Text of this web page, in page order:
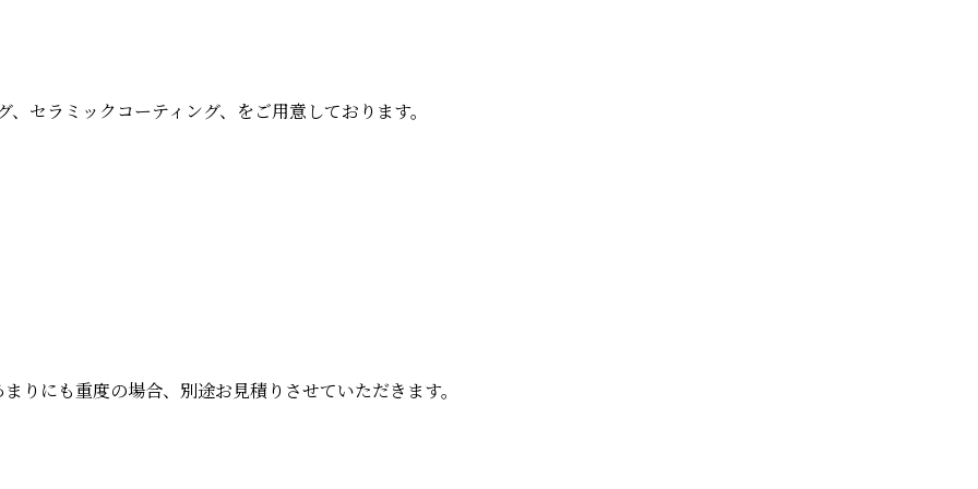
セラミックコーティング、をご用意しております。
りにも重度の場合、別途お見積りさせていただきます。